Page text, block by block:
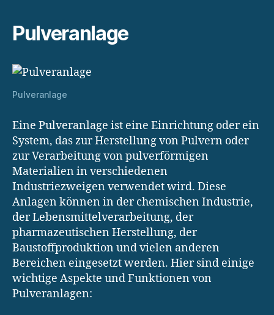
Pulveranlage
Pulveranlage
Eine Pulveranlage ist eine Einrichtung oder ein
System, das zur Herstellung von Pulvern oder
zur Verarbeitung von pulverförmigen
Materialien in verschiedenen
Industriezweigen verwendet wird. Diese
Anlagen können in der chemischen Industrie,
der Lebensmittelverarbeitung, der
pharmazeutischen Herstellung, der
Baustoffproduktion und vielen anderen
Bereichen eingesetzt werden. Hier sind einige
wichtige Aspekte und Funktionen von
Pulveranlagen: